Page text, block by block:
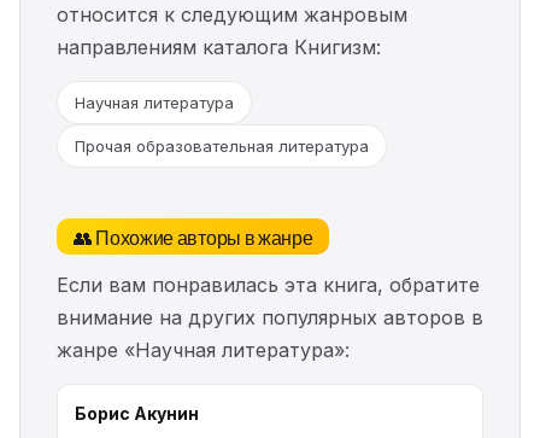
относится к следующим жанровым
направлениям каталога Книгизм:
Научная литература
Прочая образовательная литература
👥 Похожие авторы в жанре
Если вам понравилась эта книга, обратите
внимание на других популярных авторов в
жанре «Научная литература»:
Борис Акунин